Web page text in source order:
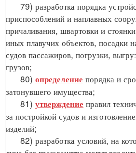
79) разработка порядка
приспособлений и наплавных
причаливания, швартовки и
иных плавучих объектов, посадки
судов пассажиров, погрузки,
грузов;
80) определение порядка и
затонувшего имущества;
81) утверждение правил
за постройкой судов и
изделий;
82) разработка условий, на